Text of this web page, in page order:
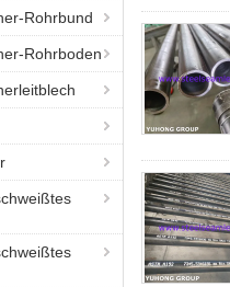
Rohrbund
Rohrboden